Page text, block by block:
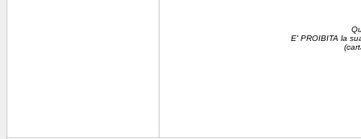
E' PROIBITA la